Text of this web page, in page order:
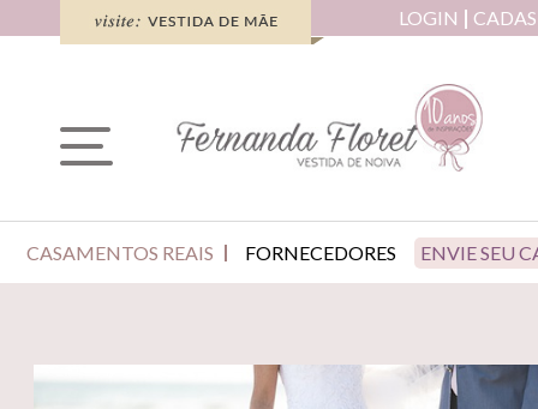
LOGIN
CASAMENTOS REAIS FORNECEDORES ENVIE SEU